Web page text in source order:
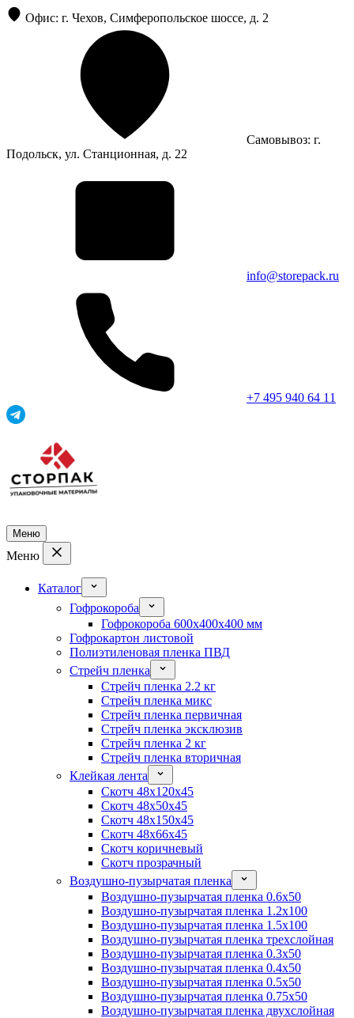
Офис: г. Чехов, Симферопольское шоссе, д. 2
Самовывоз: г.
Подольск, ул. Станционная, д. 22
info@storepack.ru
+7 495 940 64 11
Меню
Меню
Каталог
Гофрокороба
Гофрокороба 600x400x400 мм
Гофрокартон листовой
Полиэтиленовая пленка ПВД
Стрейч пленка
Стрейч пленка 2.2 кг
Стрейч пленка микс
Стрейч пленка первичная
Стрейч пленка эксклюзив
Стрейч пленка 2 кг
Стрейч пленка вторичная
Клейкая лента
Скотч 48x120x45
Скотч 48x50x45
Скотч 48x150x45
Скотч 48x66x45
Скотч коричневый
Скотч прозрачный
Воздушно-пузырчатая пленка
Воздушно-пузырчатая пленка 0.6x50
Воздушно-пузырчатая пленка 1.2x100
Воздушно-пузырчатая пленка 1.5x100
Воздушно-пузырчатая пленка трехслойная
Воздушно-пузырчатая пленка 0.3x50
Воздушно-пузырчатая пленка 0.4x50
Воздушно-пузырчатая пленка 0.5x50
Воздушно-пузырчатая пленка 0.75x50
Воздушно-пузырчатая пленка двухслойная